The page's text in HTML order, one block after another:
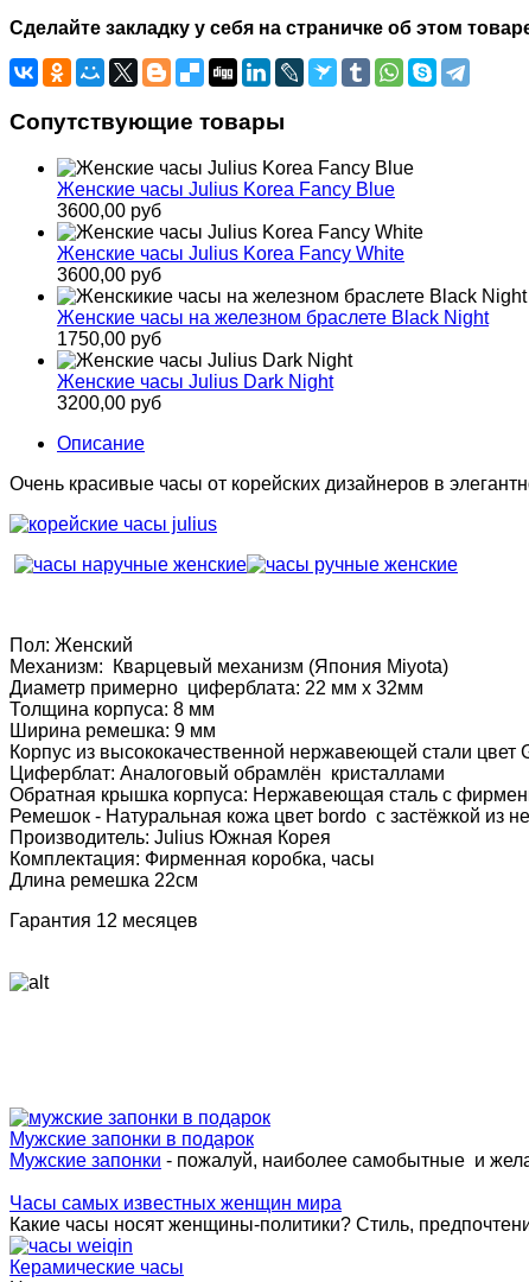
Сделайте закладку у себя на страничке об этом
Сопутствующие товары
Женские часы Julius Korea Fancy Blue
3600,00 руб
Женские часы Julius Korea Fancy White
3600,00 руб
Женские часы на железном браслете Black Night
1750,00 руб
Женские часы Julius Dark Night
3200,00 руб
Описание
Очень красивые часы от корейских дизайнеров в
Пол: Женский
Механизм: Кварцевый механизм (Япония Miyota)
Диаметр примерно циферблата: 22 мм x 32мм
Толщина корпуса: 8 мм
Ширина ремешка: 9 мм
Корпус из высококачественной нержавеющей стали цвет
Циферблат: Аналоговый обрамлён кристаллами
Обратная крышка корпуса: Нержавеющая сталь с
Ремешок - Натуральная кожа цвет bordo с застёжкой из
Производитель: Julius Южная Корея
Комплектация: Фирменная коробка, часы
Длина ремешка 22см
Гарантия 12 месяцев
Мужские запонки в подарок
Мужские запонки - пожалуй, наиболее самобытные и
Часы самых известных женщин мира
Какие часы носят женщины-политики? Стиль,
Керамические часы